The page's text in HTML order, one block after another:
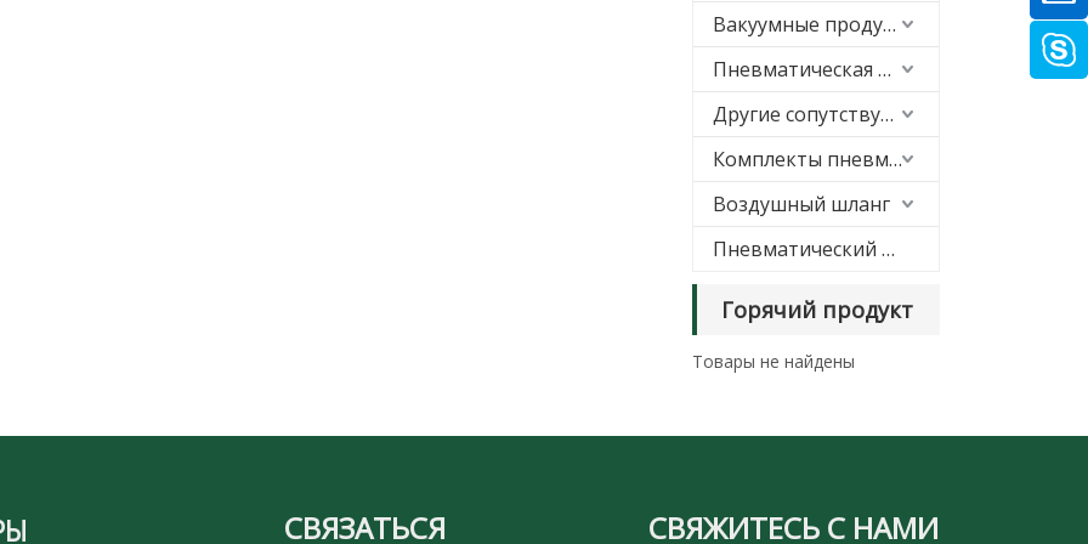
Вакуумные продукты
Пневматическая подгонка
Другие сопутствующие товары
Комплекты пневматической подвески
Воздушный шланг
Пневматический глушитель
Горячий продукт
Товары не найдены
СВЯЗАТЬСЯ СВЯЖИТЕСЬ С НАМИ